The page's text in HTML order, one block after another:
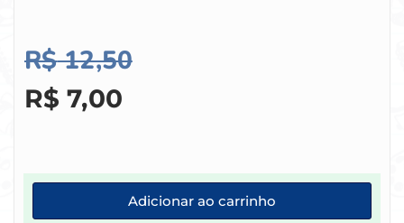
R$12,50
R$ 7,00
Adicionar ao carrinho